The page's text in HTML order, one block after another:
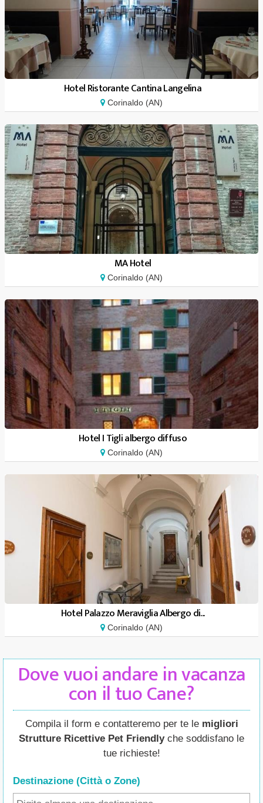
Hotel Ristorante Cantina Langelina
Corinaldo (AN)
MA Hotel
Corinaldo (AN)
Hotel I Tigli albergo diffuso
Corinaldo (AN)
Hotel Palazzo Meraviglia Albergo di...
Corinaldo (AN)
Dove vuoi andare in vacanza
con il tuo Cane?
Compila il form e contatteremo per te le migliori
Strutture Ricettive Pet Friendlyche soddisfano le
tue richieste!
Destinazione (Città o Zone)